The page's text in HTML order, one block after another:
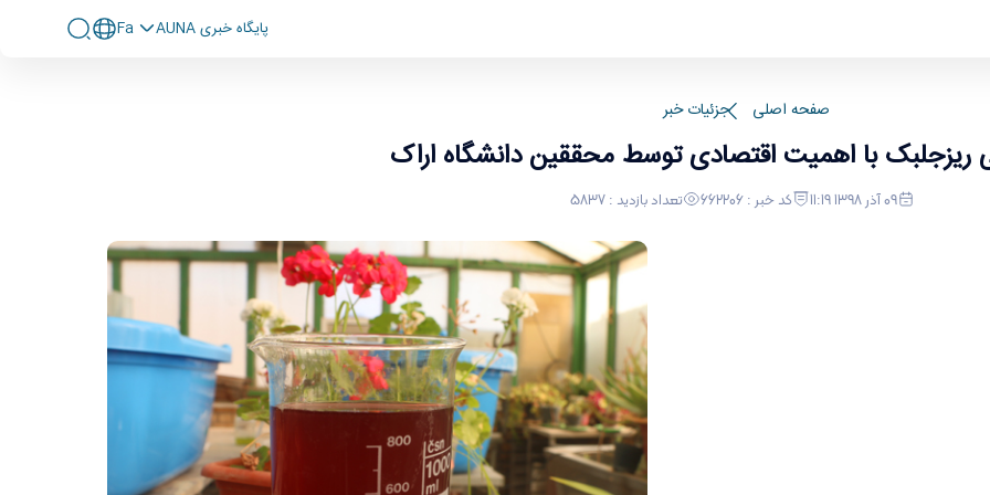
پايگاه خبری AUNA Fa
صفحه اصلی جزئیات خبر
با اهمیت اقتصادی توسط محققین دانشگاه اراک
09 آذر 1398 11:19 کد خبر : 662206 تعداد بازدید : 5837